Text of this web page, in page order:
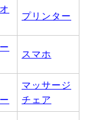
プリンター
スマホ
マッサージ
チェア